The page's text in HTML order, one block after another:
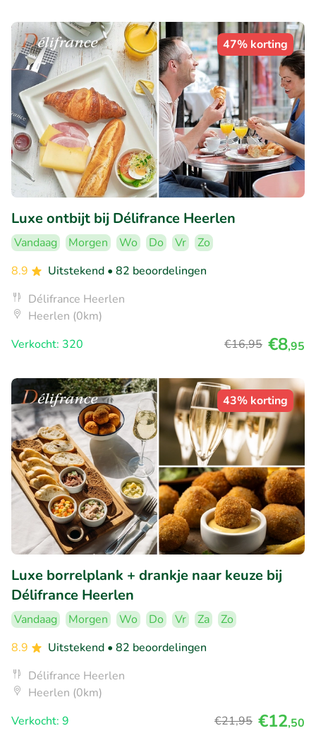
47% korting
Luxe ontbijt bij Délifrance Heerlen
Vandaag Morgen Wo Do Vr
Zo
8.9
Uitstekend • 82 beoordelingen
Délifrance Heerlen
Heerlen (0km)
Verkocht: 320
€16,95 €8,95
43% korting
Luxe borrelplank + drankje naar keuze bij
Délifrance Heerlen
Vandaag Morgen Wo Do Vr Za
Zo
8.9
Uitstekend • 82 beoordelingen
Délifrance Heerlen
Heerlen (0km)
Verkocht: 9
€21,95 €12,50